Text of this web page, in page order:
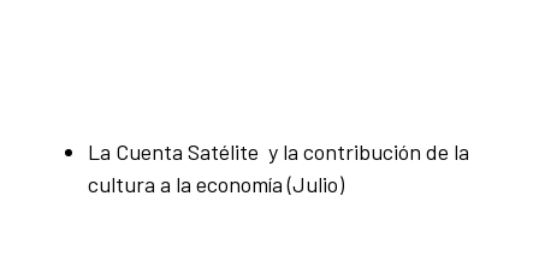
La Cuenta Satélite y la contribución de la
cultura a la economía (Julio)